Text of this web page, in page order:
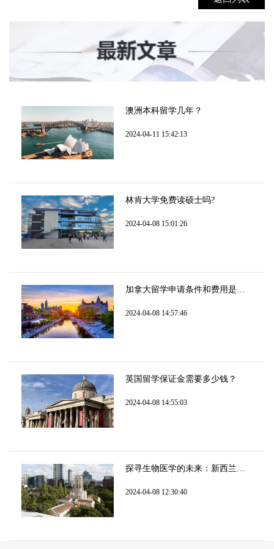
澳洲本科留学几年？
2024-04-11 15:42:13
林肯大学免费读硕士吗?
2024-04-08 15:01:26
2024-04-08 14:57:46
英国留学保证金需要多少钱？
2024-04-08 14:55:03
2024-04-08 12:30:40